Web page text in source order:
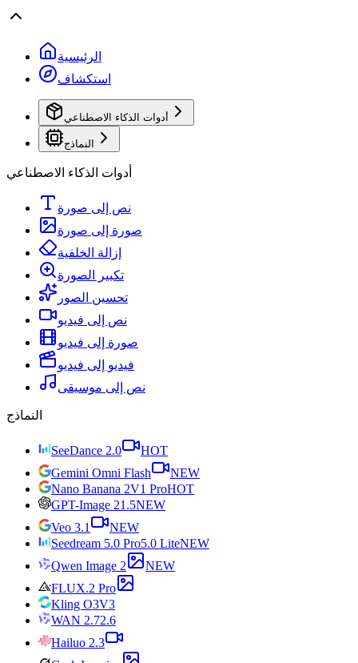
الرئيسية
استكشاف
أدوات الذكاء الاصطناعي
النماذج
أدوات الذكاء الاصطناعي
نص إلى صورة
صورة إلى صورة
إزالة الخلفية
تكبير الصورة
تحسين الصور
نص إلى فيديو
صورة إلى فيديو
فيديو إلى فيديو
نص إلى موسيقى
النماذج
SeeDance 2.0
HOT
Gemini Omni Flash
NEW
Nano Banana 2V1 ProHOT
GPT-Image 21.5NEW
Veo 3.1
NEW
Seedream 5.0 Pro5.0 LiteNEW
Qwen Image 2
NEW
FLUX.2 Pro
Kling O3V3
WAN 2.72.6
Hailuo 2.3